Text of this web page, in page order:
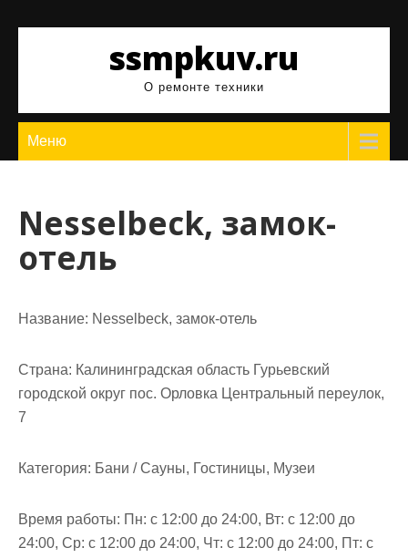
ssmpkuv.ru
О ремонте техники
Меню
Nesselbeck, замок-
отель
Название: Nesselbeck, замок-отель
Страна: Калининградская область Гурьевский
городской округ пос. Орловка Центральный переулок,
7
Категория: Бани / Сауны, Гостиницы, Музеи
Время работы: Пн: с 12:00 до 24:00, Вт: с 12:00 до
24:00, Ср: с 12:00 до 24:00, Чт: с 12:00 до 24:00, Пт: с